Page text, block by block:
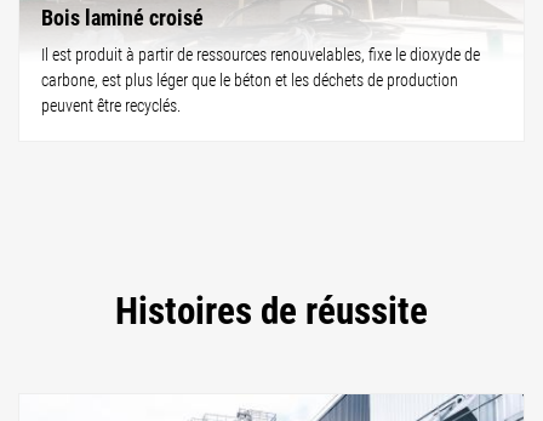
Bois laminé croisé
Il est produit à partir de ressources renouvelables, fixe le dioxyde de
carbone, est plus léger que le béton et les déchets de production
peuvent être recyclés.
Histoires de réussite